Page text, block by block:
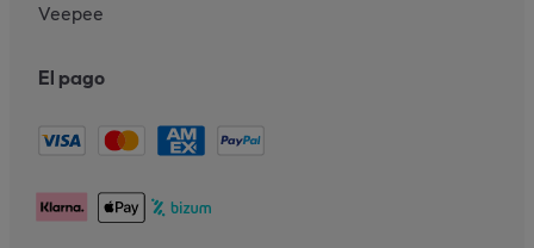
Veepee
El pago